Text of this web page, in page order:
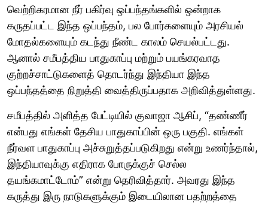
வெற்றிகரமான நீர் பகிர்வு ஒப்பந்தங்களில் ஒன்றாக
கருதப்பட்ட இந்த ஒப்பந்தம், பல போர்களையும் அரசியல்
மோதல்களையும் கடந்து நீண்ட காலம் செயல்பட்டது.
ஆனால் சமீபத்திய பாதுகாப்பு மற்றும் பயங்கரவாத
குற்றச்சாட்டுகளைத் தொடர்ந்து இந்தியா இந்த
ஒப்பந்தத்தை நிறுத்தி வைத்திருப்பதாக அறிவித்துள்ளது.
சமீபத்தில் அளித்த பேட்டியில் குவாஜா ஆசிப், “தண்ணீர்
என்பது எங்கள் தேசிய பாதுகாப்பின் ஒரு பகுதி. எங்கள்
நீர்வள பாதுகாப்பு அச்சுறுத்தப்படுகிறது என்று உணர்ந்தால்,
இந்தியாவுக்கு எதிராக போருக்குச் செல்ல
தயங்கமாட்டோம்” என்று தெரிவித்தார். அவரது இந்த
கருத்து இரு நாடுகளுக்கும் இடையிலான பதற்றத்தை